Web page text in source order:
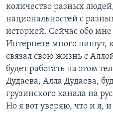
количество разных
национальностей с
историей. Сейчас обо мне
Интернете много пишут,
связал свою жизнь с
будет работать на этом
Дудаева, Алла Дудаева,
грузинского канала на
Но я вот уверяю, что и я, и